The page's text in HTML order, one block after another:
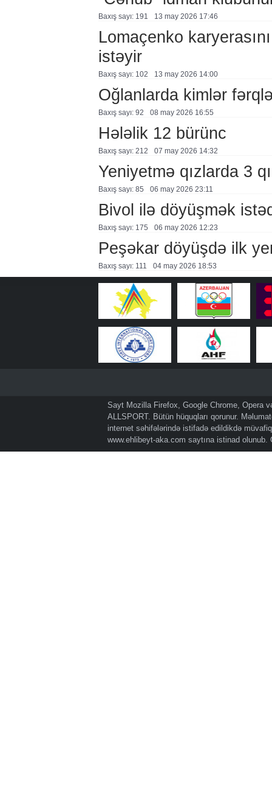
Baxış sayı: 191 13 may 2026 17:46
Lomaçenko
istəyir
Baxış sayı: 102 13 may 2026 14:00
Oğlanlarda kimlər
Baxış sayı: 92 08 may 2026 16:55
Hələlik 12 bürünc
Baxış sayı: 212 07 may 2026 14:32
Yeniyetmə qızlarda 3
Baxış sayı: 85 06 may 2026 23:11
Bivol ilə döyüşmək
Baxış sayı: 175 06 may 2026 12:23
Peşəkar döyüşdə ilk
Baxış sayı: 111 04 may 2026 18:53
Sayt Mozilla Firefox, Google Chrome, Opera
ALLSPORT. Bütün hüquqları qorunur.
internet səhifələrində istifadə edildikdə
www.ehlibeyt-aka.com saytına istinad olunub.